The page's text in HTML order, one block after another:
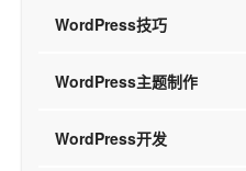
WordPress技巧
WordPress主题制作
WordPress开发